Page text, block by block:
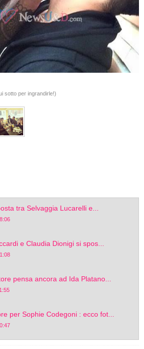
sotto per ingrandirle!)
tra Selvaggia Lucarelli e...
e Claudia Dionigi si spos...
pensa ancora ad Ida Platano...
per Sophie Codegoni : ecco fot...